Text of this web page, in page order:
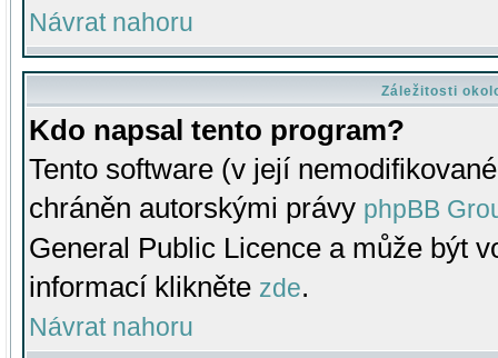
Návrat nahoru
Záležitosti
Kdo napsal tento program?
Tento software (v její
chráněn autorskými právy phpBB
General Public Licence a může být
informací klikněte zde.
Návrat nahoru